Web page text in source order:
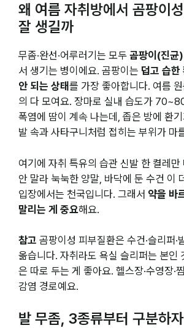
왜 여름 자취방에서 곰팡이
잘 생길까
무좀·완선·어루러기는 모두 곰팡이(진균)
서 생기는 병이에요. 곰팡이는 덥고 습한
안 되는 상태를 가장 좋아합니다. 여름
의 다 모여요. 장마로 실내 습도가
폭염에 땀이 계속 나는데, 좁은 방에 환
발 속과 사타구니처럼 접히는 부위가 마
여기에 자취 특유의 습관 신발 한 켤레
안 말라 눅눅한 양말, 바닥에 둔 수건 이
입장에서는 천국입니다. 그래서 약을 바
말리는 게 중요해요.
참고 곰팡이성 피부질환은 수건·슬리퍼·
옮습니다. 자취라도 욕실 슬리퍼는 본인
은 따로 두는 게 좋아요. 헬스장·수영장·
감염 경로예요.
발 무좀, 3종류부터 구분하자